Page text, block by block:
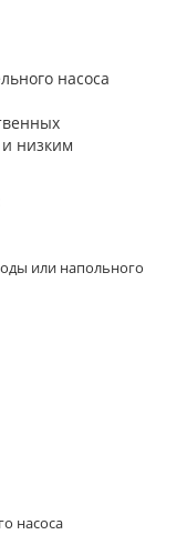
насоса
низким
или напольного
насоса